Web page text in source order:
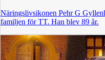
Näringslivsikonen Pehr G
familjen för TT. Han blev 89 år.